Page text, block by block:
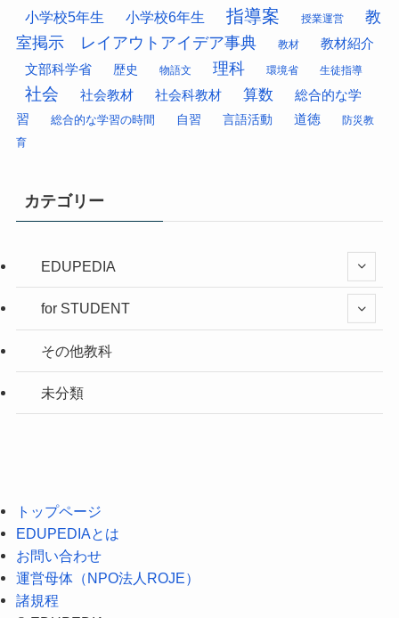
小学校5年生
小学校6年生 指導案 授業運営
教
室掲示 レイアウトアイデア事典
教材 教材紹介
文部科学省 歴史 物語文 理科 環境省 生徒指導
社会 社会教材 社会科教材 算数
総合的な学
習
総合的な学習の時間 自習 言語活動 道徳 防災教
育
カテゴリー
EDUPEDIA
for STUDENT
その他教科
未分類
トップページ
EDUPEDIAとは
お問い合わせ
運営母体（NPO法人ROJE）
諸規程